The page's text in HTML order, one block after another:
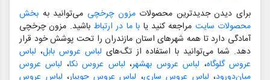
برای دیدن جدیدترین محصولاتمزون چرخچی می‌توانید به بخش
محصولات سایت مراجعه کنید یا با ما در ارتباط باشید. مزون چرخچی
آمادگی دارد تا همه شهرهای استان مازندران را تحت پوشش خود قرار
دهد. شما می‌توانید با استفاده از تگ‌های لباس عروس بابل، لباس
عروس گلوگاه، لباس عروس بهشهر، لباس عروس نکا، لباس عروس
میان‌دورود، لباس عروس ساری، لباس عروس جویبار، لباس عروس